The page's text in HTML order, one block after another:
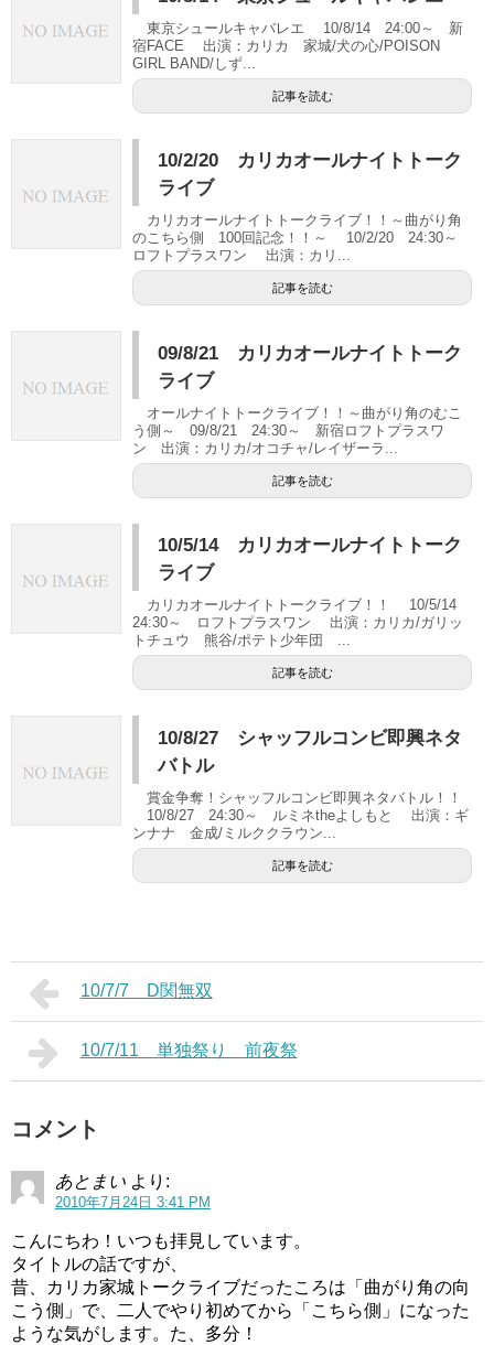
東京シュールキャバレエ 10/8/14 24:00～ 新
宿FACE 出演：カリカ 家城/犬の心/POISON
GIRL BAND/しず...
記事を読む
10/2/20 カリカオールナイトトーク
ライブ
カリカオールナイトトークライブ！！～曲がり角
のこちら側 100回記念！！～ 10/2/20 24:30～
ロフトプラスワン 出演：カリ...
記事を読む
09/8/21 カリカオールナイトトーク
ライブ
オールナイトトークライブ！！～曲がり角のむこ
う側～ 09/8/21 24:30～ 新宿ロフトプラスワ
ン 出演：カリカ/オコチャ/レイザーラ...
記事を読む
10/5/14 カリカオールナイトトーク
ライブ
カリカオールナイトトークライブ！！ 10/5/14
24:30～ ロフトプラスワン 出演：カリカ/ガリッ
トチュウ 熊谷/ポテト少年団 ...
記事を読む
10/8/27 シャッフルコンビ即興ネタ
バトル
賞金争奪！シャッフルコンビ即興ネタバトル！！
10/8/27 24:30～ ルミネtheよしもと 出演：ギ
ンナナ 金成/ミルククラウン...
記事を読む
10/7/7 D関無双
10/7/11 単独祭り 前夜祭
コメント
あとまい より:
2010年7月24日 3:41 PM
こんにちわ！いつも拝見しています。
タイトルの話ですが、
昔、カリカ家城トークライブだったころは「曲がり角の向
こう側」で、二人でやり初めてから「こちら側」になった
ような気がします。た、多分！